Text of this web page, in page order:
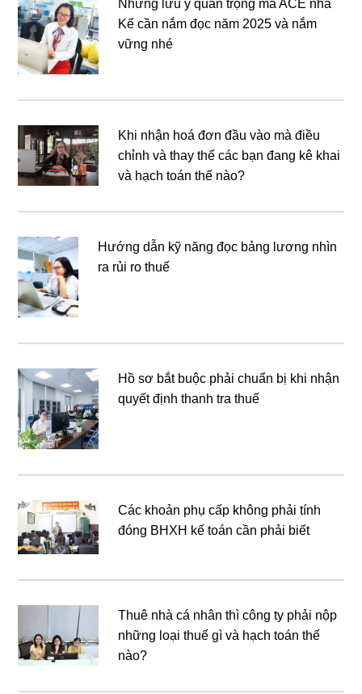
Những lưu ý quan trọng mà ACE nhà
Kế cần nắm đọc năm 2025 và nắm
vững nhé
Khi nhận hoá đơn đầu vào mà điều
chỉnh và thay thế các bạn đang kê khai
và hạch toán thế nào?
Hướng dẫn kỹ năng đọc bảng lương nhìn
ra rủi ro thuế
Hồ sơ bắt buộc phải chuẩn bị khi nhận
quyết định thanh tra thuế
Các khoản phụ cấp không phải tính
đóng BHXH kế toán cần phải biết
Thuê nhà cá nhân thì công ty phải nộp
những loại thuế gì và hạch toán thế
nào?